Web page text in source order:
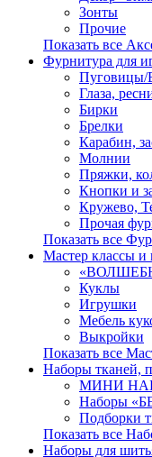
Зонты
Прочие
Показать все
Фурнитура для
Пуговицы/
Глаза,
Бирки
Брелки
Карабин,
Молнии
Пряжки,
Кнопки и
Кружево,
Прочая
Показать все
Мастер классы и
Куклы
Игрушки
Мебель
Выкройки
Показать все
Наборы тканей,
МИНИ
Наборы
Подборки
Показать все
Наборы для